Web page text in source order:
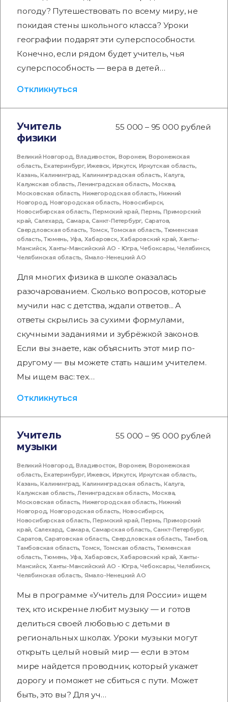
погоду? Путешествовать по всему миру, не
покидая стены школьного класса? Уроки
географии подарят эти суперспособности.
Конечно, если рядом будет учитель, чья
суперспособность — вера в детей…
Откликнуться
Учитель
физики
55 000 – 95 000 рублей
Великий Новгород,Владивосток, Воронеж,Воронежская
область,Екатеринбург,Ижевск, Иркутск,Иркутская область,
Казань,Калининград, Калининградская область, Калуга,
Калужская область,Ленинградская область, Москва,
Московская область,Нижегородская область,Нижний
Новгород,Новгородская область, Новосибирск,
Новосибирская область,Пермский край,Пермь,Приморский
край, Салехард, Самара,Санкт-Петербург, Саратов,
Свердловская область, Томск,Томская область, Тюменская
область,Тюмень, Уфа, Хабаровск,Хабаровский край, Ханты-
Мансийск,Ханты-Мансийский АО - Югра,Чебоксары,Челябинск,
Челябинская область, Ямало-Ненецкий АО
Для многих физика в школе оказалась
разочарованием. Сколько вопросов, которые
мучили нас с детства, ждали ответов... А
ответы скрылись за сухими формулами,
скучными заданиями и зубрёжкой законов.
Если вы знаете, как объяснить этот мир по-
другому — вы можете стать нашим учителем.
Мы ищем вас: тех…
Откликнуться
Учитель
музыки
55 000 – 95 000 рублей
Великий Новгород,Владивосток, Воронеж,Воронежская
область,Екатеринбург,Ижевск, Иркутск,Иркутская область,
Казань,Калининград, Калининградская область, Калуга,
Калужская область,Ленинградская область, Москва,
Московская область,Нижегородская область,Нижний
Новгород,Новгородская область, Новосибирск,
Новосибирская область,Пермский край,Пермь,Приморский
край, Салехард, Самара,Самарская область,Санкт-Петербург,
Саратов,Саратовская область,Свердловская область, Тамбов,
Тамбовская область,Томск, Томская область,Тюменская
область,Тюмень, Уфа, Хабаровск,Хабаровский край, Ханты-
Мансийск,Ханты-Мансийский АО - Югра,Чебоксары,Челябинск,
Челябинская область, Ямало-Ненецкий АО
Мы в программе «Учитель для России» ищем
тех, кто искренне любит музыку — и готов
делиться своей любовью с детьми в
региональных школах. Уроки музыки могут
открыть целый новый мир — если в этом
мире найдется проводник, который укажет
дорогу и поможет не сбиться с пути. Может
быть, это вы? Для уч…